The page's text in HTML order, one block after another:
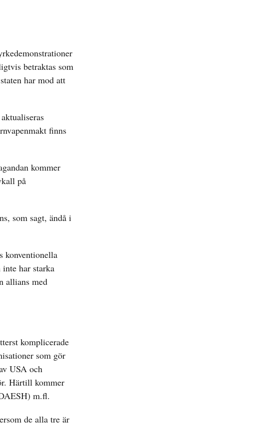
betraktas som
har mod att
finns
kommer
på
som sagt, ändå i
konventionella
har starka
allians med
komplicerade
som gör
USA och
Härtill kommer
m.fl.
de alla tre är